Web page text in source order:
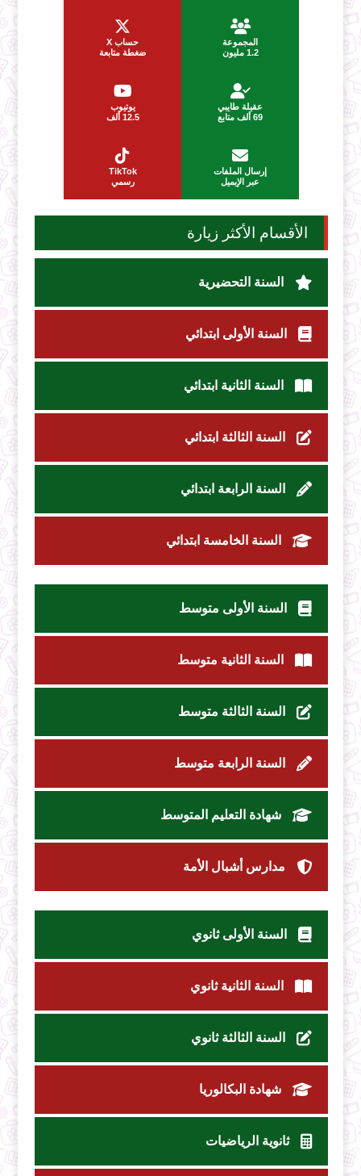
المجموعة
1.2 مليون
حساب X
ضغطة متابعة
عقيلة طايبي
69 ألف متابع
يوتيوب
12.5 ألف
إرسال الملفات
عبر الإيميل
TikTok
رسمي
الأقسام الأكثر زيارة
السنة التحضيرية
السنة الأولى ابتدائي
السنة الثانية ابتدائي
السنة الثالثة ابتدائي
السنة الرابعة ابتدائي
السنة الخامسة ابتدائي
السنة الأولى متوسط
السنة الثانية متوسط
السنة الثالثة متوسط
السنة الرابعة متوسط
شهادة التعليم المتوسط
مدارس أشبال الأمة
السنة الأولى ثانوي
السنة الثانية ثانوي
السنة الثالثة ثانوي
شهادة البكالوريا
ثانوية الرياضيات